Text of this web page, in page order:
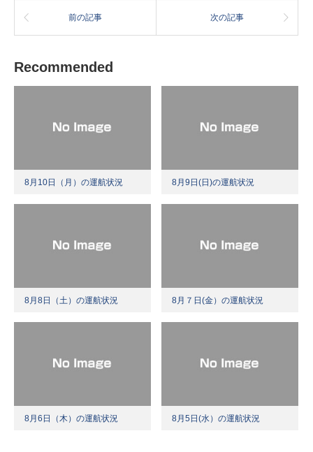
前の記事 次の記事
Recommended
8月10日（月）の運航状況 8月9日(日)の運航状況
8月8日（土）の運航状況 8月７日(金）の運航状況
8月6日（木）の運航状況 8月5日(水）の運航状況